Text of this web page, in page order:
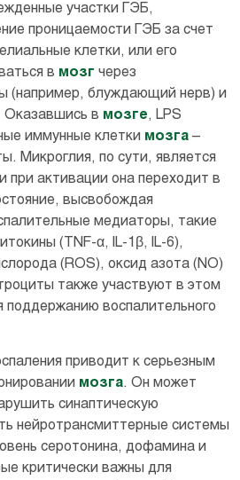
участки ГЭБ,
проницаемости ГЭБ за счет
клетки, или его
в мозг через
(например, блуждающий нерв) и
Оказавшись в мозге , LPS
иммунные клетки мозга –
Микроглия, по сути, является
при активации она переходит в
высвобождая
медиаторы, такие
(TNF-α, IL-1β, IL-6),
(ROS), оксид азота (NO)
также участвуют в этом
поддержанию воспалительного
приводит к серьезным
мозга. Он может
синаптическую
нейротрансмиттерные системы
серотонина, дофамина и
критически важны для